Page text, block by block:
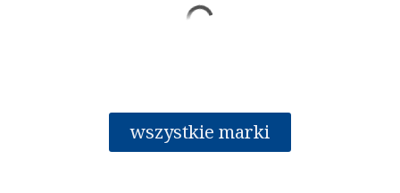
wszystkie marki